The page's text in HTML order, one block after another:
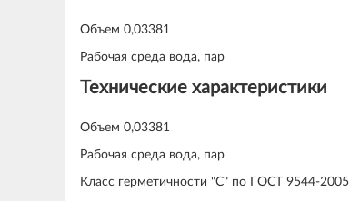
Объем 0,03381
Рабочая среда вода, пар
Технические характеристики
Объем 0,03381
Рабочая среда вода, пар
Класс герметичности "С" по ГОСТ 9544-2005